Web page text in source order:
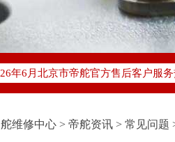
年6月帝舵北京市售后服务网络优化
年6月北京市帝舵官方售后客户服
年6月帝舵售后服务中心最新网点
市东城区东长安街1号东方广场写
京市朝阳区建国门外大街甲6号华熙
维修中心 > 帝舵资讯 > 常见问题